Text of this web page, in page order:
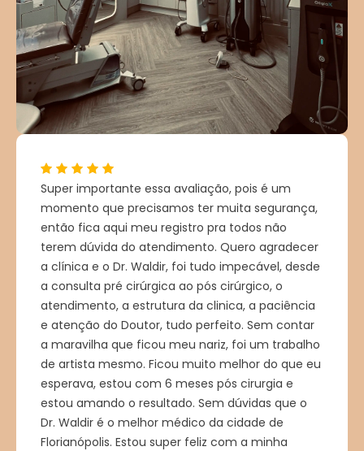
Super importante essa avaliação, pois é um
momento que precisamos ter muita segurança,
então fica aqui meu registro pra todos não
terem dúvida do atendimento. Quero agradecer
a clínica e o Dr. Waldir, foi tudo impecável, desde
a consulta pré cirúrgica ao pós cirúrgico, o
atendimento, a estrutura da clinica, a paciência
e atenção do Doutor, tudo perfeito. Sem contar
a maravilha que ficou meu nariz, foi um trabalho
de artista mesmo. Ficou muito melhor do que eu
esperava, estou com 6 meses pós cirurgia e
estou amando o resultado. Sem dúvidas que o
Dr. Waldir é o melhor médico da cidade de
Florianópolis. Estou super feliz com a minha